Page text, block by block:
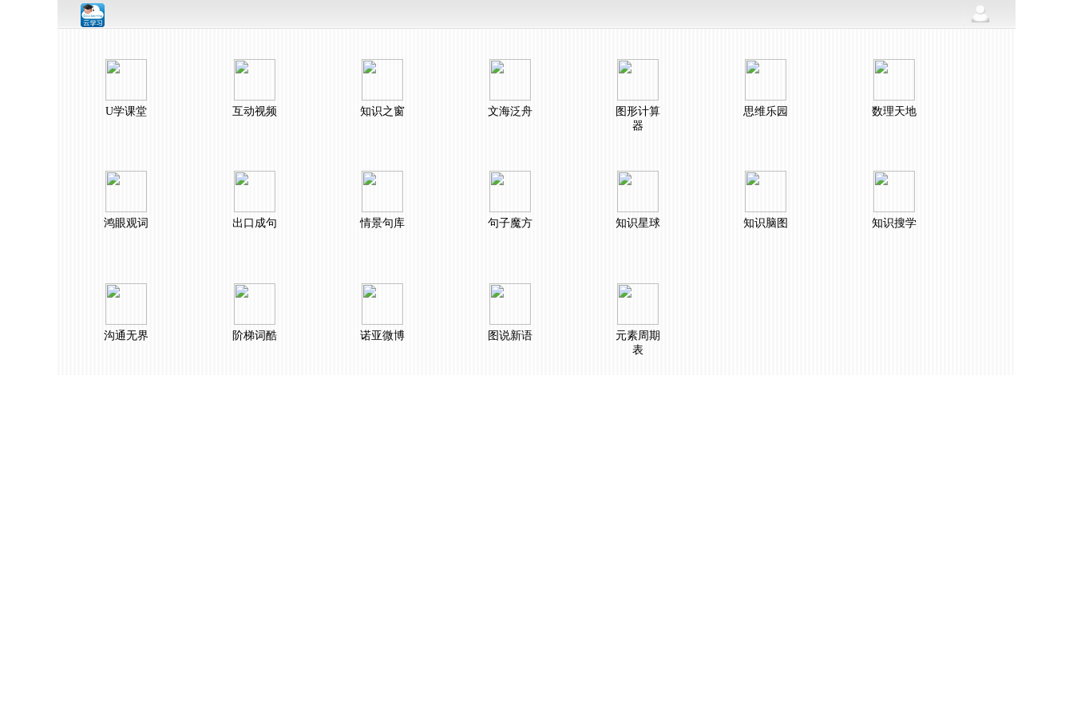
U学课堂 互动视频 知识之窗 文海泛舟
图形计算
器
思维乐园 数理天地
鸿眼观词 出口成句 情景句库 句子魔方 知识星球 知识脑图 知识搜学
沟通无界 阶梯词酷 诺亚微博 图说新语
元素周期
表